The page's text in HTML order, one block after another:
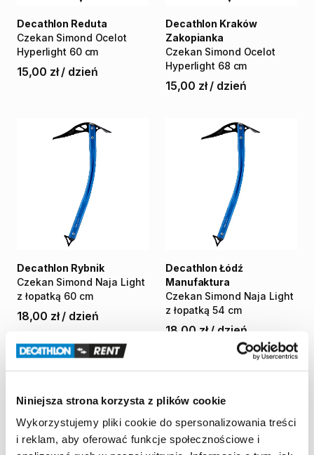
Niniejsza strona korzysta z plików cookie
Wykorzystujemy pliki cookie do spersonalizowania treści
i reklam, aby oferować funkcje społecznościowe i
Czekan Simond Ocelot
Hyperlight 60 cm
Decathlon Reduta
15,00 zł / dzień
Czekan Simond Ocelot
Hyperlight 68 cm
Decathlon Kraków
Zakopianka
15,00 zł / dzień
Czekan Simond Naja Light
z łopatką 60 cm
Decathlon Rybnik
18,00 zł / dzień
Czekan Simond Naja Light
z łopatką 54 cm
Decathlon Łódź
Manufaktura
18,00 zł / dzień